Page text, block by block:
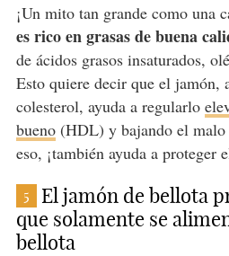
¡Un mito tan grande como una
es rico en grasas de buena
de ácidos grasos insaturados,
Esto quiere decir que el jamón,
colesterol, ayuda a regularlo
bueno(HDL) y bajando el
eso, ¡también ayuda a proteger
5
El jamón de bellota
que solamente se
bellota